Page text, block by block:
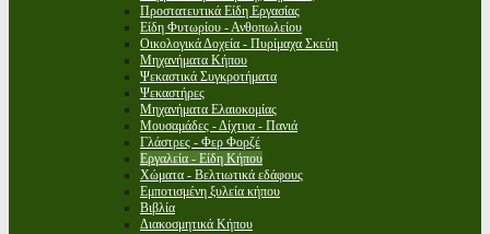
Προστατευτικά Είδη Εργασίας
Είδη Φυτωρίου - Ανθοπωλείου
Οικολογικά Δοχεία - Πυρίμαχα Σκεύη
Μηχανήματα Κήπου
Ψεκαστικά Συγκροτήματα
Ψεκαστήρες
Μηχανήματα Ελαιοκομίας
Μουσαμάδες - Δίχτυα - Πανιά
Γλάστρες - Φερ Φορζέ
Εργαλεία - Είδη Κήπου
Χώματα - Βελτιωτικά εδάφους
Εμποτισμένη ξυλεία κήπου
Βιβλία
Διακοσμητικά Κήπου